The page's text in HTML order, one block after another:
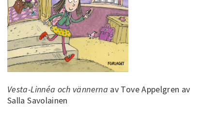
Vesta-Linnéa och vännerna av Tove Appelgren av
Salla Savolainen